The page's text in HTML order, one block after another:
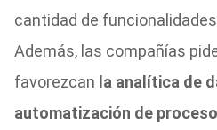
cantidad de
Además, las compañías
favorezcan la analítica de
automatización de